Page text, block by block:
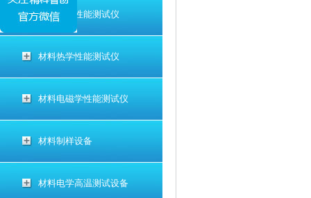
材料电学性能测试仪
材料热学性能测试仪
材料电磁学性能测试仪
材料制样设备
材料电学高温测试设备